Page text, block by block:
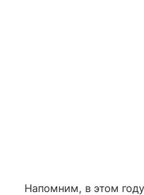
Напомним, в этом